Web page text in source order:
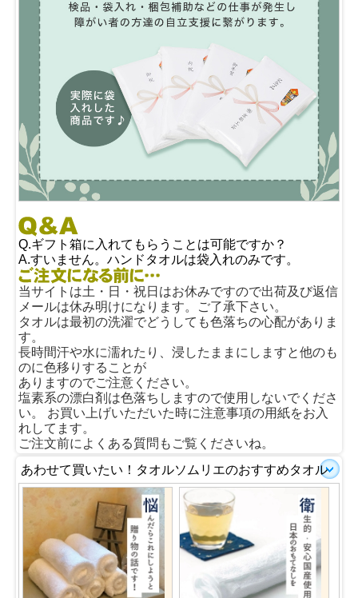
Q.ギフト箱に入れてもらうことは可能ですか？
A.すいません。ハンドタオルは袋入れのみです。
当サイトは土・日・祝日はお休みですので出荷及び返信
メールは休み明けになります。ご了承下さい。
タオルは最初の洗濯でどうしても色落ちの心配がありま
す。
長時間汗や水に濡れたり、浸したままにしますと他のも
のに色移りすることが
ありますのでご注意ください。
塩素系の漂白剤は色落ちしますので使用しないでくださ
い。 お買い上げいただいた時に注意事項の用紙をお入
れしてます。
ご注文前によくある質問もご覧くださいね。
あわせて買いたい！タオルソムリエのおすすめタオル